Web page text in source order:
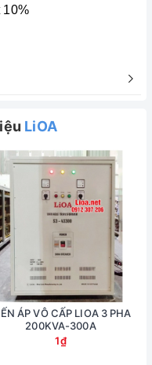
10%
LiOA
ÁP VÔ CẤP LIOA 3 PHA
200KVA-300A
1₫